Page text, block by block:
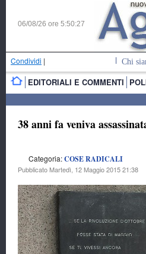
06/08/26 ore 5:50:28
Condividi | Chi
EDITORIALI E COMMENTI
38 anni fa veniva
Categoria:COSE RADICALI
Pubblicato Martedì, 12 Maggio 2015 21:38